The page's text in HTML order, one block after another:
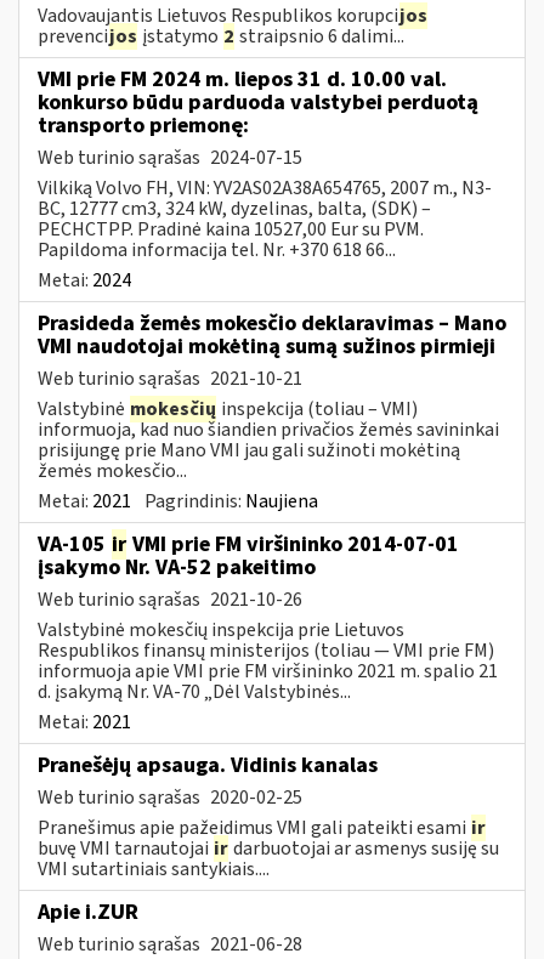
Vadovaujantis Lietuvos Respublikos korupcijos
prevencijos įstatymo 2 straipsnio 6 dalimi...
VMI prie FM 2024 m. liepos 31 d. 10.00 val.
konkurso būdu parduoda valstybei perduotą
transporto priemonę:
Web turinio sąrašas 2024-07-15
Vilkiką Volvo FH, VIN: YV2AS02A38A654765, 2007 m., N3-
BC, 12777 cm3, 324 kW, dyzelinas, balta, (SDK) –
PECHCTPP. Pradinė kaina 10527,00 Eur su PVM.
Papildoma informacija tel. Nr. +370 618 66...
Metai: 2024
Prasideda žemės mokesčio deklaravimas – Mano
VMI naudotojai mokėtiną sumą sužinos pirmieji
Web turinio sąrašas 2021-10-21
Valstybinė mokesčių inspekcija (toliau – VMI)
informuoja, kad nuo šiandien privačios žemės savininkai
prisijungę prie Mano VMI jau gali sužinoti mokėtiną
žemės mokesčio...
Metai: 2021 Pagrindinis: Naujiena
VA-105 ir VMI prie FM viršininko 2014-07-01
įsakymo Nr. VA-52 pakeitimo
Web turinio sąrašas 2021-10-26
Valstybinė mokesčių inspekcija prie Lietuvos
Respublikos finansų ministerijos (toliau ― VMI prie FM)
informuoja apie VMI prie FM viršininko 2021 m. spalio 21
d. įsakymą Nr. VA-70 „Dėl Valstybinės...
Metai: 2021
Pranešėjų apsauga. Vidinis kanalas
Web turinio sąrašas 2020-02-25
Pranešimus apie pažeidimus VMI gali pateikti esami ir
buvę VMI tarnautojai irdarbuotojai ar asmenys susiję su
VMI sutartiniais santykiais....
Apie i.ZUR
Web turinio sąrašas 2021-06-28